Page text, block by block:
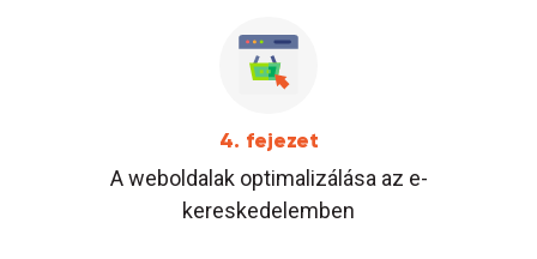
4. fejezet
A weboldalak optimalizálása az e-
kereskedelemben